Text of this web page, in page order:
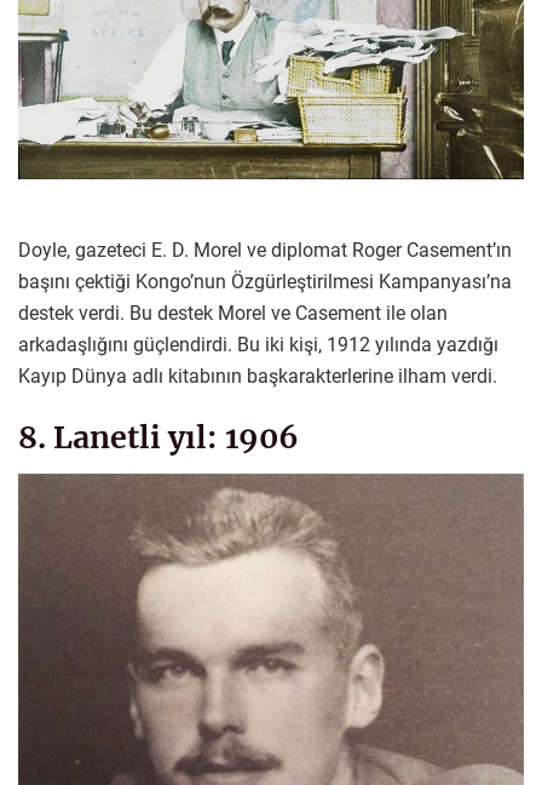
Doyle, gazeteci E. D. Morel ve diplomat Roger Casement’ın
başını çektiği Kongo’nun Özgürleştirilmesi Kampanyası’na
destek verdi. Bu destek Morel ve Casement ile olan
arkadaşlığını güçlendirdi. Bu iki kişi, 1912 yılında yazdığı
Kayıp Dünya adlı kitabının başkarakterlerine ilham verdi.
8. Lanetli yıl: 1906